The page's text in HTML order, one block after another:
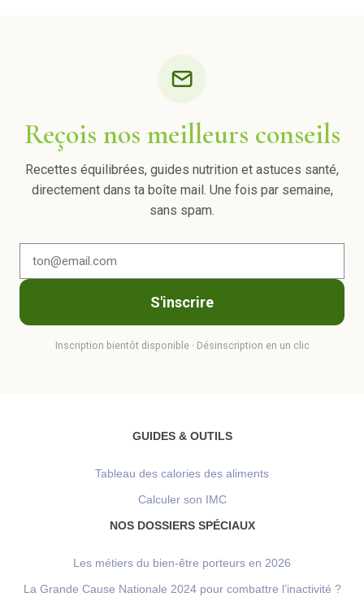
Reçois nos meilleurs conseils
Recettes équilibrées, guides nutrition et astuces santé,
directement dans ta boîte mail. Une fois par semaine,
sans spam.
S'inscrire
Inscription bientôt disponible · Désinscription en un clic
GUIDES & OUTILS
Tableau des calories des aliments
Calculer son IMC
NOS DOSSIERS SPÉCIAUX
Les métiers du bien-être porteurs en 2026
La Grande Cause Nationale 2024 pour combattre l’inactivité ?